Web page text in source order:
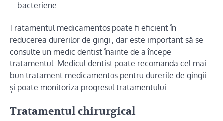
bacteriene.
Tratamentul medicamentos poate fi eficient în
reducerea durerilor de gingii, dar este important să se
consulte un medic dentist înainte de a începe
tratamentul. Medicul dentist poate recomanda cel mai
bun tratament medicamentos pentru durerile de gingii
și poate monitoriza progresul tratamentului.
Tratamentul chirurgical